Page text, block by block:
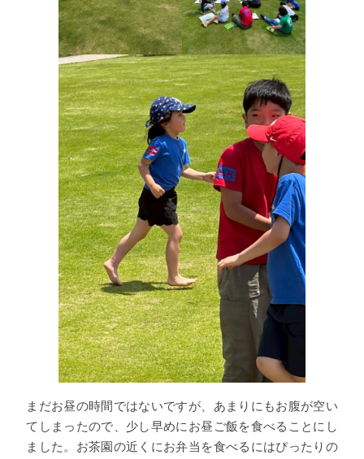
まだお昼の時間ではないですが、あまりにもお腹が空い
てしまったので、少し早めにお昼ご飯を食べることにし
ました。お茶園の近くにお弁当を食べるにはぴったりの